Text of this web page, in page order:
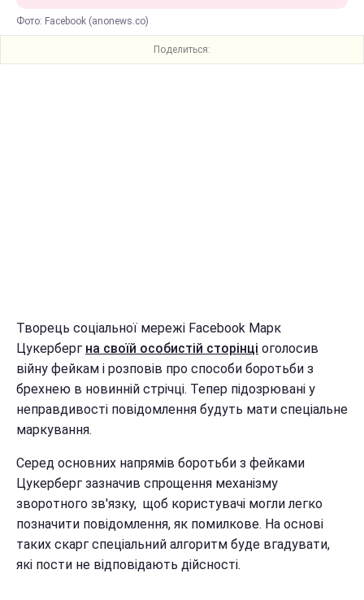
Фото: Facebook (anonews.co)
Поделиться:
Творець соціальної мережі Facebook Марк
Цукерберг на своїй особистій сторінці оголосив
війну фейкам і розповів про способи боротьби з
брехнею в новинній стрічці. Тепер підозрювані у
неправдивості повідомлення будуть мати спеціальне
маркування.
Серед основних напрямів боротьби з фейками
Цукерберг зазначив спрощення механізму
зворотного зв'язку, щоб користувачі могли легко
позначити повідомлення, як помилкове. На основі
таких скарг спеціальний алгоритм буде вгадувати,
які пости не відповідають дійсності.